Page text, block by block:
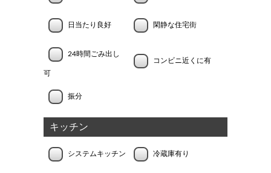
日当たり良好 閑静な住宅街
24時間ごみ出し
可
コンビニ近くに有
振分
キッチン
システムキッチン 冷蔵庫有り